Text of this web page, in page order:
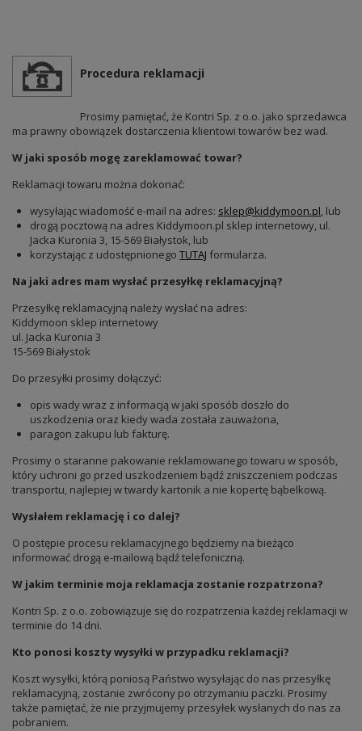
Procedura reklamacji
Prosimy pamiętać, że Kontri Sp. z o.o. jako sprzedawca
ma prawny obowiązek dostarczenia klientowi towarów bez wad.
W jaki sposób mogę zareklamować towar?
Reklamacji towaru można dokonać:
wysyłając wiadomość e-mail na adres: sklep@kiddymoon.pl, lub
drogą pocztową na adres Kiddymoon.pl sklep internetowy, ul.
Jacka Kuronia 3, 15-569 Białystok, lub
korzystając z udostępnionego TUTAJ formularza.
Na jaki adres mam wysłać przesyłkę reklamacyjną?
Przesyłkę reklamacyjną należy wysłać na adres:
Kiddymoon sklep internetowy
ul. Jacka Kuronia 3
15-569 Białystok
Do przesyłki prosimy dołączyć:
opis wady wraz z informacją w jaki sposób doszło do
uszkodzenia oraz kiedy wada została zauważona,
paragon zakupu lub fakturę.
Prosimy o staranne pakowanie reklamowanego towaru w sposób,
który uchroni go przed uszkodzeniem bądź zniszczeniem podczas
transportu, najlepiej w twardy kartonik a nie kopertę bąbelkową.
Wysłałem reklamację i co dalej?
O postępie procesu reklamacyjnego będziemy na bieżąco
informować drogą e-mailową bądź telefoniczną.
W jakim terminie moja reklamacja zostanie rozpatrzona?
Kontri Sp. z o.o. zobowiązuje się do rozpatrzenia każdej reklamacji w
terminie do 14 dni.
Kto ponosi koszty wysyłki w przypadku reklamacji?
Koszt wysyłki, którą poniosą Państwo wysyłając do nas przesyłkę
reklamacyjną, zostanie zwrócony po otrzymaniu paczki. Prosimy
także pamiętać, że nie przyjmujemy przesyłek wysłanych do nas za
pobraniem.